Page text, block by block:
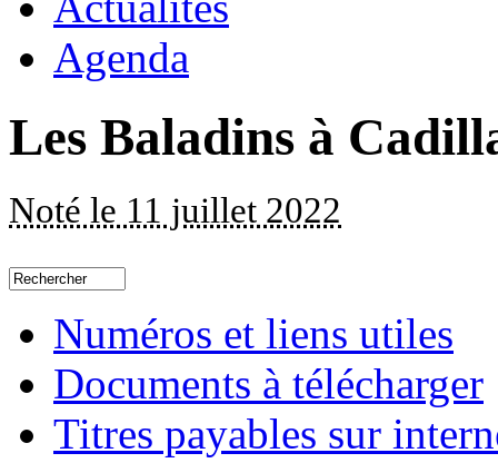
Agenda
Les Baladins à
Noté le 11 juillet 2022
Numéros et liens utiles
Documents à télécharger
Titres payables sur